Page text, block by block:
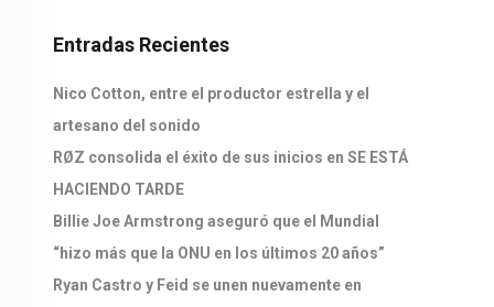
Entradas Recientes
Nico Cotton, entre el productor estrella y el
artesano del sonido
RØZ consolida el éxito de sus inicios en SE ESTÁ
HACIENDO TARDE
Billie Joe Armstrong aseguró que el Mundial
“hizo más que la ONU en los últimos 20 años”
Ryan Castro y Feid se unen nuevamente en